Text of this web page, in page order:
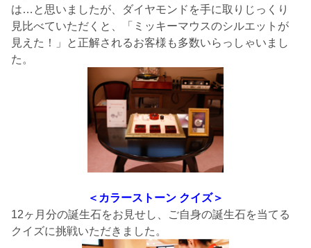
は…と思いましたが、ダイヤモンドを手に取りじっくり
見比べていただくと、「ミッキーマウスのシルエットが
見えた！」と正解されるお客様も多数いらっしゃいまし
た。
＜ カラーストーン クイズ＞
12ヶ月分の誕生石をお見せし、ご自身の誕生石を当てる
クイズに挑戦いただきました。